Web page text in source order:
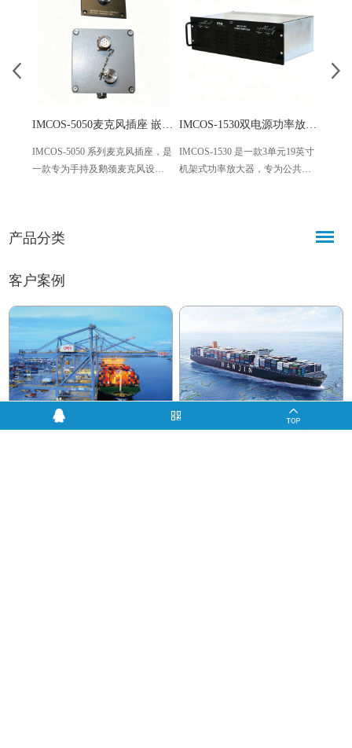
IMCOS-5050麦克风插座 嵌入式/壁装双版本
IMCOS-5050 系列麦克风插座，是
一款专为手持及鹅颈麦克风设计
泛应用于各类专业音频场景，为
障。
IMCOS-1530双电源功率放大器 4路100W 公共广播专用
IMCOS-1530 是一款3单元19英寸
机架式功率放大器，专为公共广
船舶
产品分类
客户案例
与丹华船务蓄电池合作项目 与上海宝和船用电器项目